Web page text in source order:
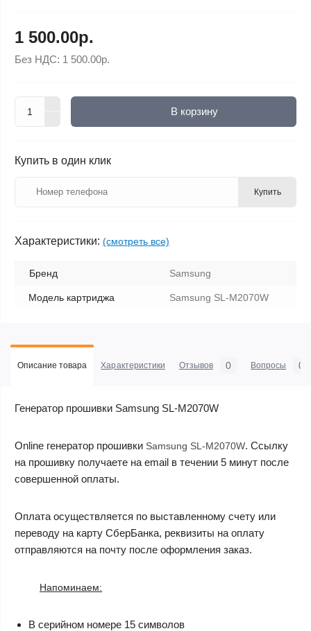
1 500.00р.
Без НДС: 1 500.00р.
В корзину
Купить в один клик
Купить
Характеристики: (смотреть все)
Бренд Samsung
Модель картриджа Samsung SL-M2070W
Описание товара Характеристики Отзывов 0 Вопросы 0
Генератор прошивки Samsung SL-M2070W
Online генератор прошивки Samsung SL-M2070W. Ссылку
на прошивку получаете на email в течении 5 минут после
совершенной оплаты.
Оплата осуществляется по выставленному счету или
переводу на карту СберБанка, реквизиты на оплату
отправляются на почту после оформления заказ.
Напоминаем:
В серийном номере 15 символов